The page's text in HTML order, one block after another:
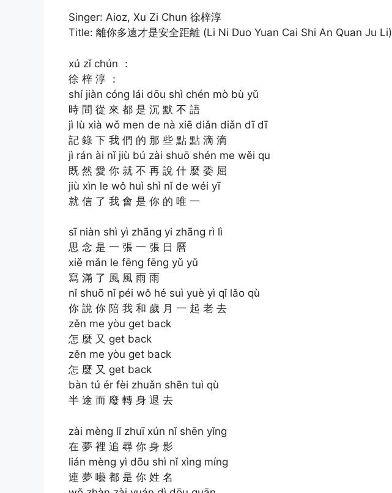
Singer: Aioz, Xu Zi Chun 徐梓淳
Title: 離你多遠才是安全距離 (Li Ni Duo Yuan Cai Shi An Quan Ju Li)
xú zǐ chún ：
徐 梓 淳 ：
shí jiàn cóng lái dōu shì chén mò bù yǔ
時 間 從 來 都 是 沉 默 不 語
jì lù xià wǒ men de nà xiē diǎn diǎn dī dī
記 錄 下 我 們 的 那 些 點 點 滴 滴
jì rán ài nǐ jiù bú zài shuō shén me wěi qu
既 然 愛 你 就 不 再 說 什 麼 委 屈
jiù xìn le wǒ huì shì nǐ de wéi yī
就 信 了 我 會 是 你 的 唯 一
sī niàn shì yì zhāng yi zhāng rì lì
思 念 是 一 張 一 張 日 曆
xiě mǎn le fēng fēng yǔ yǔ
寫 滿 了 風 風 雨 雨
nǐ shuō nǐ péi wǒ hé suì yuè yì qǐ lǎo qù
你 說 你 陪 我 和 歲 月 一 起 老 去
zěn me yòu get back
怎 麼 又 get back
zěn me yòu get back
怎 麼 又 get back
bàn tú ér fèi zhuǎn shēn tuì qù
半 途 而 廢 轉 身 退 去
zài mèng lǐ zhuī xún nǐ shēn yǐng
在 夢 裡 追 尋 你 身 影
lián mèng yì dōu shì nǐ xìng míng
連 夢 囈 都 是 你 姓 名